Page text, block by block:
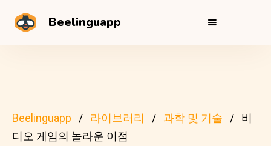
Beelinguapp
Beelinguapp 라이브러리 과학 및 기술
비
디오 게임의 놀라운 이점